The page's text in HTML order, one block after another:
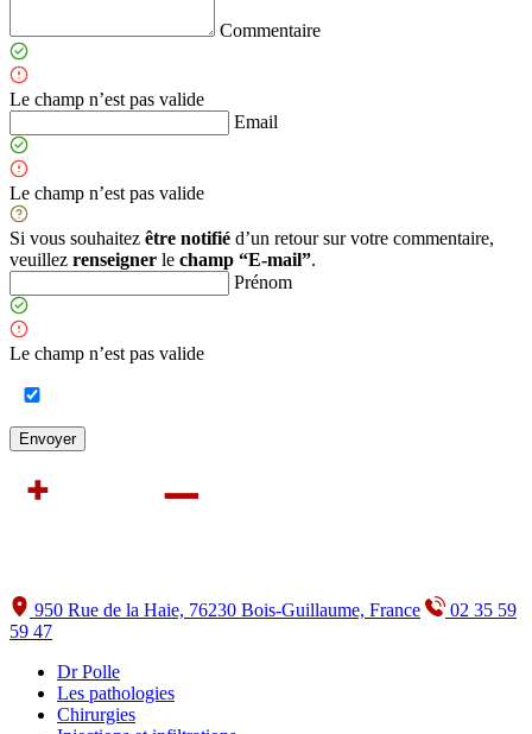
Commentaire
Le champ n’est pas valide
Email
Le champ n’est pas valide
Si vous souhaitez être notifié d’un retour sur votre commentaire,
veuillez renseigner le champ “E-mail”.
Prénom
Le champ n’est pas valide
950 Rue de la Haie, 76230 Bois-Guillaume, France
02 35 59
59 47
Dr Polle
Les pathologies
Chirurgies